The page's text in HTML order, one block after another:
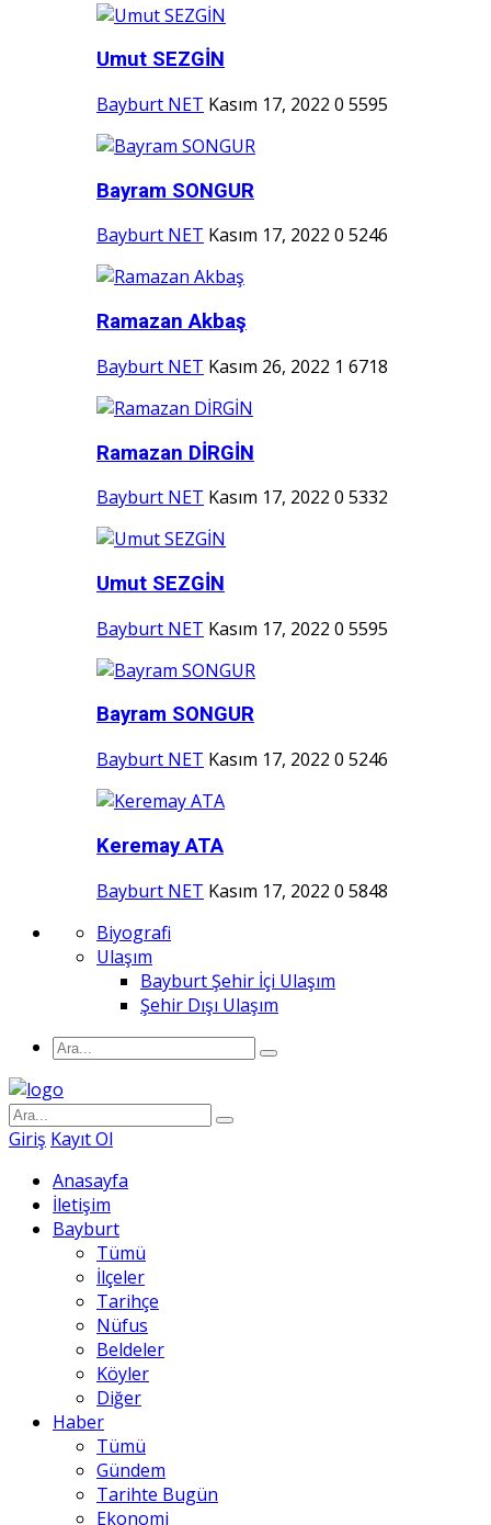
Umut SEZGİN
Bayburt NET Kasım 17, 2022 0 5595
Bayram SONGUR
Bayburt NET Kasım 17, 2022 0 5246
Ramazan Akbaş
Bayburt NET Kasım 26, 2022 1 6718
Ramazan DİRGİN
Bayburt NET Kasım 17, 2022 0 5332
Umut SEZGİN
Bayburt NET Kasım 17, 2022 0 5595
Bayram SONGUR
Bayburt NET Kasım 17, 2022 0 5246
Keremay ATA
Bayburt NET Kasım 17, 2022 0 5848
Biyografi
Ulaşım
Bayburt Şehir İçi Ulaşım
Şehir Dışı Ulaşım
Giriş Kayıt Ol
Anasayfa
İletişim
Bayburt
Tümü
İlçeler
Tarihçe
Nüfus
Beldeler
Köyler
Diğer
Haber
Tümü
Gündem
Tarihte Bugün
Ekonomi